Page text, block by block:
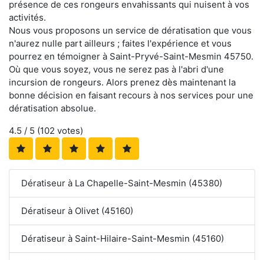
présence de ces rongeurs envahissants qui nuisent à vos
activités.
Nous vous proposons un service de dératisation que vous
n'aurez nulle part ailleurs ; faites l'expérience et vous
pourrez en témoigner à Saint-Pryvé-Saint-Mesmin 45750.
Où que vous soyez, vous ne serez pas à l'abri d'une
incursion de rongeurs. Alors prenez dès maintenant la
bonne décision en faisant recours à nos services pour une
dératisation absolue.
4.5 / 5 (102 votes)
Dératiseur à La Chapelle-Saint-Mesmin (45380)
Dératiseur à Olivet (45160)
Dératiseur à Saint-Hilaire-Saint-Mesmin (45160)